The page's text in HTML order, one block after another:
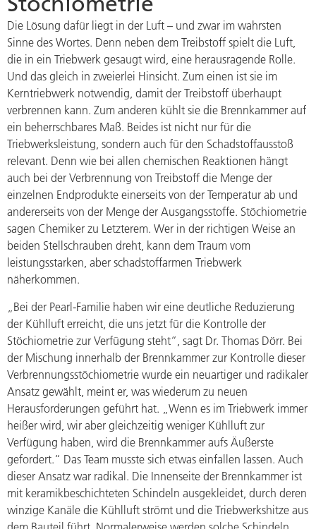
Die Lösung dafür liegt in der Luft – und zwar im wahrsten
Sinne des Wortes. Denn neben dem Treibstoff spielt die Luft,
die in ein Triebwerk gesaugt wird, eine herausragende Rolle.
Und das gleich in zweierlei Hinsicht. Zum einen ist sie im
Kerntriebwerk notwendig, damit der Treibstoff überhaupt
verbrennen kann. Zum anderen kühlt sie die Brennkammer auf
ein beherrschbares Maß. Beides ist nicht nur für die
Triebwerksleistung, sondern auch für den Schadstoffausstoß
relevant. Denn wie bei allen chemischen Reaktionen hängt
auch bei der Verbrennung von Treibstoff die Menge der
einzelnen Endprodukte einerseits von der Temperatur ab und
andererseits von der Menge der Ausgangsstoffe. Stöchiometrie
sagen Chemiker zu Letzterem. Wer in der richtigen Weise an
beiden Stellschrauben dreht, kann dem Traum vom
leistungsstarken, aber schadstoffarmen Triebwerk
näherkommen.
„Bei der Pearl-Familie haben wir eine deutliche Reduzierung
der Kühlluft erreicht, die uns jetzt für die Kontrolle der
Stöchiometrie zur Verfügung steht“, sagt Dr. Thomas Dörr. Bei
der Mischung innerhalb der Brennkammer zur Kontrolle dieser
Verbrennungsstöchiometrie wurde ein neuartiger und radikaler
Ansatz gewählt, meint er, was wiederum zu neuen
Herausforderungen geführt hat. „Wenn es im Triebwerk immer
heißer wird, wir aber gleichzeitig weniger Kühlluft zur
Verfügung haben, wird die Brennkammer aufs Äußerste
gefordert.“ Das Team musste sich etwas einfallen lassen. Auch
dieser Ansatz war radikal. Die Innenseite der Brennkammer ist
mit keramikbeschichteten Schindeln ausgekleidet, durch deren
winzige Kanäle die Kühlluft strömt und die Triebwerkshitze aus